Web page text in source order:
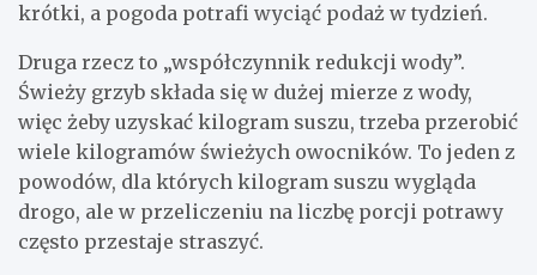
krótki, a pogoda potrafi wyciąć podaż w tydzień.
Druga rzecz to „współczynnik redukcji wody”.
Świeży grzyb składa się w dużej mierze z wody,
więc żeby uzyskać kilogram suszu, trzeba przerobić
wiele kilogramów świeżych owocników. To jeden z
powodów, dla których kilogram suszu wygląda
drogo, ale w przeliczeniu na liczbę porcji potrawy
często przestaje straszyć.